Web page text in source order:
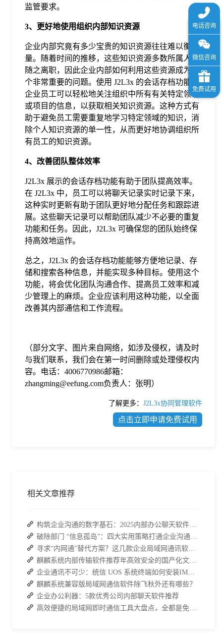
监管要求。
3、更好地使用组织内部知识资源
企业内部究竟有多少宝贵的知识资源往往难以衡
量。随着时间的推移，这些知识资源多数所属人员
随之离职，因此企业内部如何利用这些资源成为一
个非常重要的问题。使用 J2L3x 的会话存档功能，
企业员工可以轻松地关注组织中所有有关特定领域
或项目的信息，以获取相关知识资源。这种方式有
助于避免员工需要重复地学习特定领域的知识，消
除个人知识资源的单一性，从而更好地协调组织所
有员工的知识资源。
4、改善团队整体效率
J2L3x 展示的会话存档功能有助于团队提高效率。
在 J2L3x 中，员工可以将聊天记录实时记录下来，
这种实时更新有助于团队更好地分配任务和跟踪进
展。这些聊天记录可以帮助团队减少不必要的重复
功能和任务。因此，J2L3x 可确保您的团队始终保
持高效地运作。
总之，J2L3x 的会话存档功能能够方便地记录、存
储和搜索各种信息，并能实现多种目标。使用这个
功能，将会优化团队沟通合作、提高员工效率和减
少管理上的麻烦。企业应该利用这种功能，以全面
改善其内部通信和工作流程。
（部分文字、图片来自网络，如涉及侵权，请及时
与我们联系，我们会在第一时间删除或处理侵权内
容。电话：4006770986邮箱：
zhangming@eefung.com负责人：张明）
了解更多： J2L3x协同管理软件
点击立即申请免费试用
相关文章推荐
构筑企业沟通的数字基石：2025内部办公聊天软件选型全攻略
破除部门 “信息孤岛”：四大实用策略打通企业沟通脉络
寻求“内网通”替代方案？这几款企业局域网通讯软件值得了解
麒麟系统内部传输软件推荐年高效安全的国产化文件共享方案
企业通讯不可少：统信 UOS 系统终端如何安装IM软件进行内部沟通？
麒麟系统兼容版局域网通信软件除飞秋外还有哪些？
企业办公利器：5款优秀公司内部聊天软件推荐
高效便捷的局域网即时通信工具大盘点，全都是免费的！